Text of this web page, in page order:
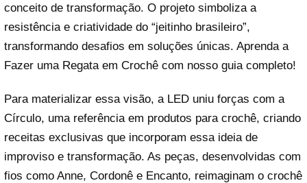
conceito de transformação. O projeto simboliza a
resistência e criatividade do “jeitinho brasileiro”,
transformando desafios em soluções únicas. Aprenda a
Fazer uma Regata em Crochê com nosso guia completo!
Para materializar essa visão, a LED uniu forças com a
Círculo, uma referência em produtos para crochê, criando
receitas exclusivas que incorporam essa ideia de
improviso e transformação. As peças, desenvolvidas com
fios como Anne, Cordonê e Encanto, reimaginam o crochê